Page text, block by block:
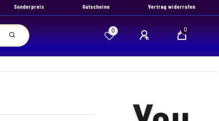
Sonderpreis Gutscheine Vertrag widerrufen
0 0